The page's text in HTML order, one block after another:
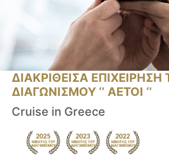
ΔΙΑΚΡΙΘΕΙΣΑ ΕΠΙΧΕΙΡΗΣΗ
ΔΙΑΓΩΝΙΣΜΟΥ ‘’ ΑΕΤΟΙ ‘’
Cruise in Greece